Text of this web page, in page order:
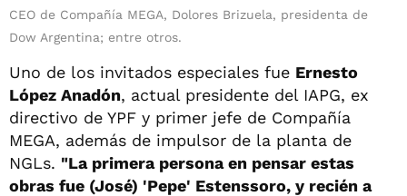
CEO de Compañía MEGA, Dolores Brizuela, presidenta de
Dow Argentina; entre otros.
Uno de los invitados especiales fue Ernesto
López Anadón, actual presidente del IAPG, ex
directivo de YPF y primer jefe de Compañía
MEGA, además de impulsor de la planta de
NGLs. "La primera persona en pensar estas
obras fue (José) 'Pepe' Estenssoro, y recién a